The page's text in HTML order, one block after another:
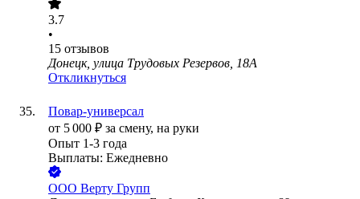
3.7
•
15 отзывов
Донецк, улица Трудовых Резервов, 18А
Откликнуться
Повар-универсал
от 5 000 ₽ за смену, на руки
Опыт 1-3 года
Выплаты: Ежедневно
ООО Верту Групп